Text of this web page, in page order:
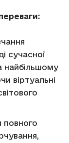
сучасної
найбільшому
віртуальні
повного